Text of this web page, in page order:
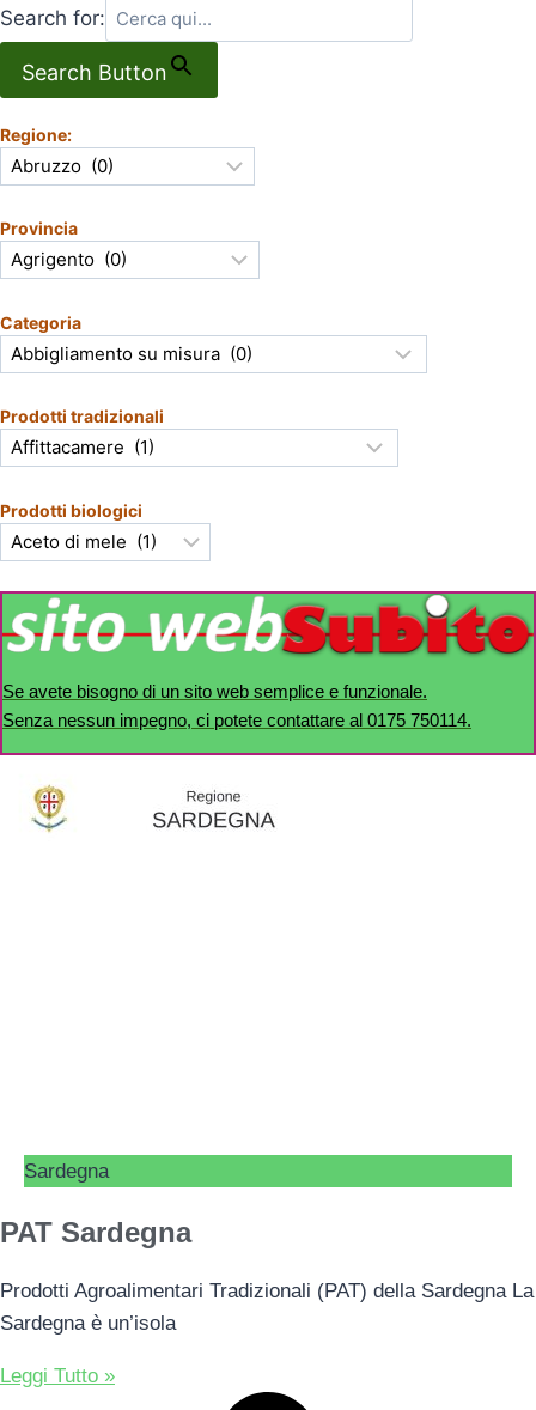
Search for:
Search Button
Regione:
Provincia
Categoria
Prodotti tradizionali
Prodotti biologici
Se avete bisogno di un sito web semplice e funzionale.
Senza nessun impegno, ci potete contattare al 0175 750114.
Sardegna
PAT Sardegna
Prodotti Agroalimentari Tradizionali (PAT) della Sardegna La
Sardegna è un’isola
Leggi Tutto »